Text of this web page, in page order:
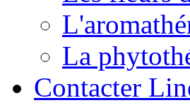
La
Contacter